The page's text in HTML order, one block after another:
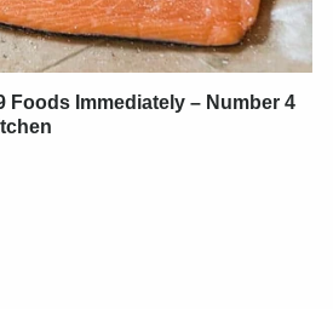
Foods Immediately – Number 4